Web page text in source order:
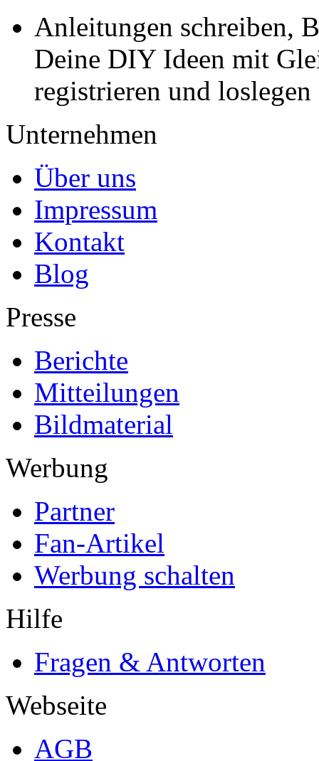
Anleitungen schreiben,
Deine DIY Ideen mit
registrieren und loslegen
Unternehmen
Über uns
Impressum
Kontakt
Blog
Presse
Berichte
Mitteilungen
Bildmaterial
Werbung
Partner
Fan-Artikel
Werbung schalten
Hilfe
Fragen & Antworten
Webseite
AGB